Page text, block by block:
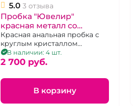
5.0 3 отзыва
Пробка "Ювелир"
красная металл со
светло-розовым
кристаллом М
Красная анальная пробка с
круглым кристаллом
розового цвета
В наличии: 4 шт.
2 700 pуб.
В корзину